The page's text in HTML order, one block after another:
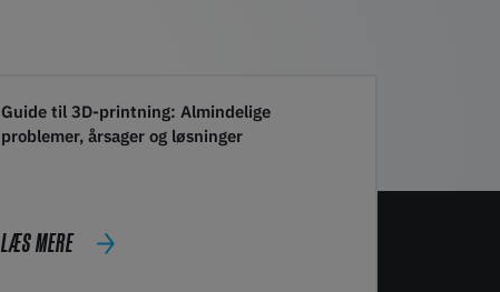
Guide til 3D-printning: Almindelige
problemer, årsager og løsninger
LÆS MERE